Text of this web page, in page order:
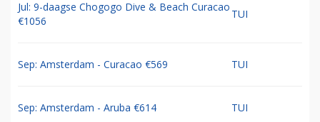
Jul: 9-daagse Chogogo Dive & Beach Curacao
€1056
TUI
Sep: Amsterdam - Curacao €569 TUI
Sep: Amsterdam - Aruba €614 TUI